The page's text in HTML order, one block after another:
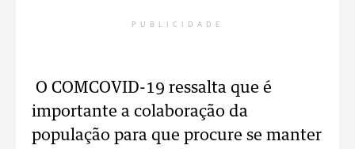
PUBLICIDADE
O COMCOVID-19 ressalta que é
importante a colaboração da
população para que procure se manter